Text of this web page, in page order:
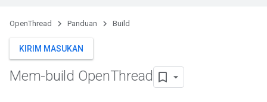
OpenThread Panduan Build
KIRIM MASUKAN
Mem-build OpenThread